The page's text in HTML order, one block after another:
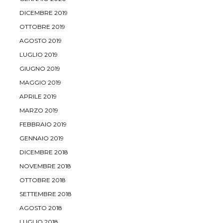
DICEMBRE 2019
OTTOBRE 2019
AGOSTO 2019
LUGLIO 2019
GIUGNO 2019
MAGGIO 2019
APRILE 2019
MARZO 2019
FEBBRAIO 2019
GENNAIO 2019
DICEMBRE 2018
NOVEMBRE 2018
OTTOBRE 2018
SETTEMBRE 2018
AGOSTO 2018